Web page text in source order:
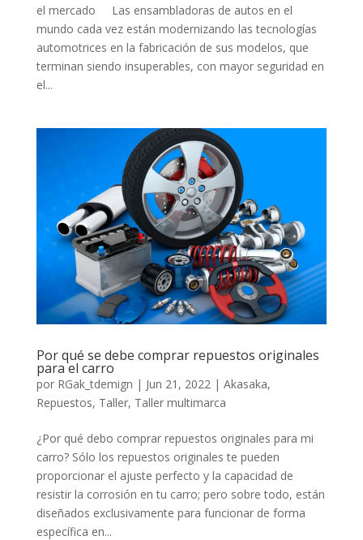
el mercado Las ensambladoras de autos en el
mundo cada vez están modernizando las tecnologías
automotrices en la fabricación de sus modelos, que
terminan siendo insuperables, con mayor seguridad en
el...
Por qué se debe comprar repuestos originales
para el carro
por RGak_tdemign | Jun 21, 2022 | Akasaka,
Repuestos, Taller, Taller multimarca
¿Por qué debo comprar repuestos originales para mi
carro? Sólo los repuestos originales te pueden
proporcionar el ajuste perfecto y la capacidad de
resistir la corrosión en tu carro; pero sobre todo, están
diseñados exclusivamente para funcionar de forma
específica en...